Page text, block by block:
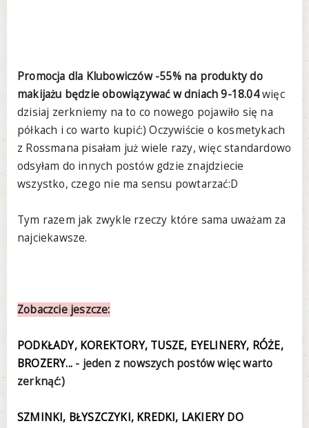
Promocja dla Klubowiczów -55% na produkty do
makijażu będzie obowiązywać w dniach 9-18.04więc
dzisiaj zerkniemy na to co nowego pojawiło się na
półkach i co warto kupić:) Oczywiście o kosmetykach
z Rossmana pisałam już wiele razy, więc standardowo
odsyłam do innych postów gdzie znajdziecie
wszystko, czego nie ma sensu powtarzać:D
Tym razem jak zwykle rzeczy które sama uważam za
najciekawsze.
Zobaczcie jeszcze:
PODKŁADY, KOREKTORY, TUSZE, EYELINERY, RÓŻE,
BROZERY... - jeden z nowszych postów więc warto
zerknąć:)
SZMINKI, BŁYSZCZYKI, KREDKI, LAKIERY DO